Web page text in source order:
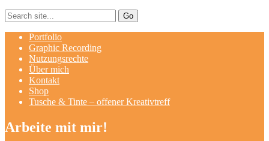
Portfolio
Graphic Recording
Nutzungsrechte
Über mich
Kontakt
Shop
Tusche & Tinte – offener Kreativtreff
Arbeite mit mir!